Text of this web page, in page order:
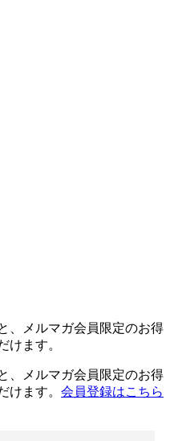
、メルマガ会員限定のお得
けます。
、メルマガ会員限定のお得
けます。 会員登録はこちら